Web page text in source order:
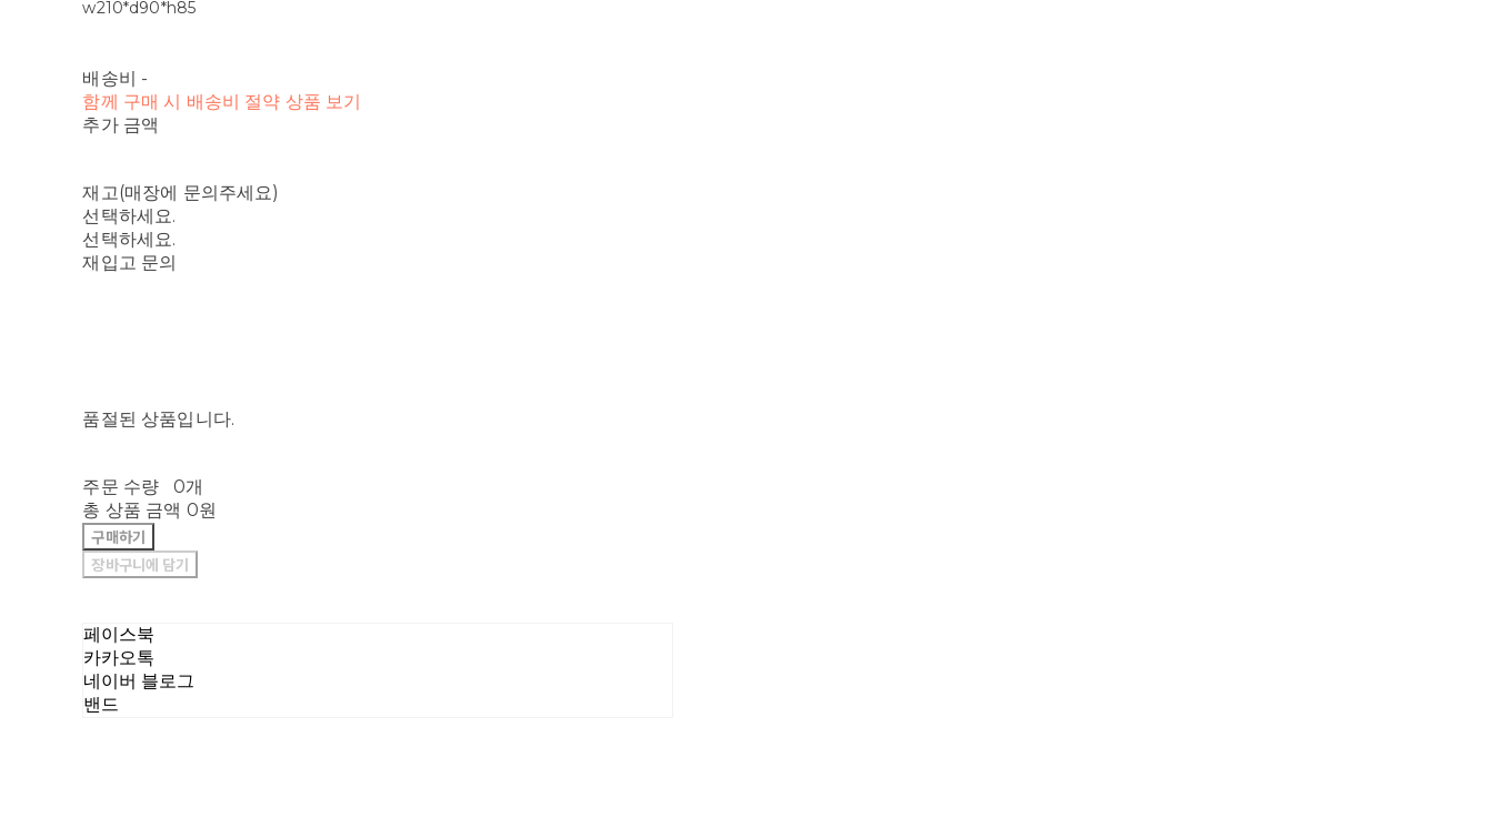
w210*d90*h85
배송비 -
함께 구매 시 배송비 절약 상품 보기
추가 금액
재고(매장에 문의주세요)
선택하세요.
선택하세요.
재입고 문의
품절된 상품입니다.
주문 수량
0개
총 상품 금액 0원
구매하기
장바구니에 담기
페이스북
카카오톡
네이버 블로그
밴드